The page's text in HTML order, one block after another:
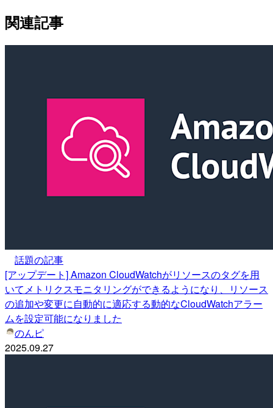
関連記事
話題の記事
[アップデート] Amazon CloudWatchがリソースのタグを用
いてメトリクスモニタリングができるようになり、リソース
の追加や変更に自動的に適応する動的なCloudWatchアラー
ムを設定可能になりました
のんピ
2025.09.27